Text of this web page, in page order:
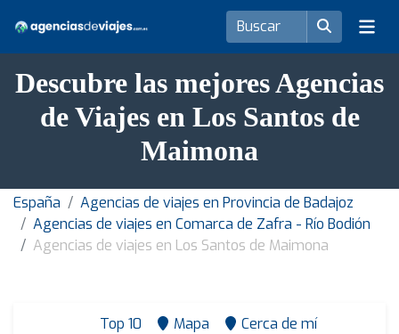
Descubre las mejores Agencias
de Viajes en Los Santos de
Maimona
España
Agencias de viajes en Provincia de Badajoz
Agencias de viajes en Comarca de Zafra - Río Bodión
Agencias de viajes en Los Santos de Maimona
Top 10 Mapa Cerca de mí